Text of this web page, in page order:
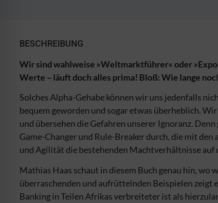
BESCHREIBUNG
Wir sind wahlweise »Weltmarktführer« oder
Werte – läuft doch alles prima! Bloß: Wie lange noc
Solches Alpha-Gehabe können wir uns jedenfalls
bequem geworden und sogar etwas überheblich.
und übersehen die Gefahren unserer Ignoranz.
Game-Changer und Rule-Breaker durch, die mit
und Agilität die bestehenden Machtverhältnisse auf
Mathias Haas schaut in diesem Buch genau hin,
überraschenden und aufrüttelnden Beispielen zeigt
Banking in Teilen Afrikas verbreiteter ist als